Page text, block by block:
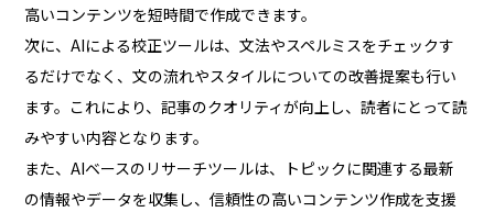
高いコンテンツを短時間で作成できます。
次に、AIによる校正ツールは、文法やスペルミスをチェックす
るだけでなく、文の流れやスタイルについての改善提案も行い
ます。これにより、記事のクオリティが向上し、読者にとって読
みやすい内容となります。
また、AIベースのリサーチツールは、トピックに関連する最新
の情報やデータを収集し、信頼性の高いコンテンツ作成を支援